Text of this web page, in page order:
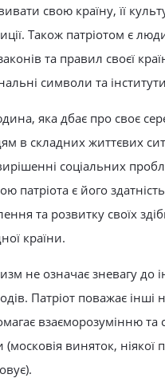
свою країну, її
Також патріотом є
та правил своєї
символи та
яка дбає про своє
в складних життєвих
соціальних
патріота є його
та розвитку своїх
країни.
не означає зневагу до
Патріот поважає інші
взаєморозумінню та
виняток, ніякої